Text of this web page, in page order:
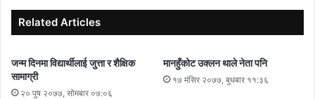
Related Articles
जन्म दिनमा विद्यार्थीलाई जुत्ता र शैक्षिक
सामाग्री
२० पुष २०७७, सोमबार ०७:०६
मानहुँकोट उक्लन थाले नेता पनि
१७ मंसिर २०७७, बुधबार ११:३६